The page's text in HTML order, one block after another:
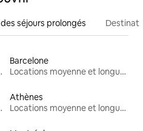
séjours prolongés
durée
Barcelone
Locations moyenne et longue durée
durée
Athènes
Locations moyenne et longue durée